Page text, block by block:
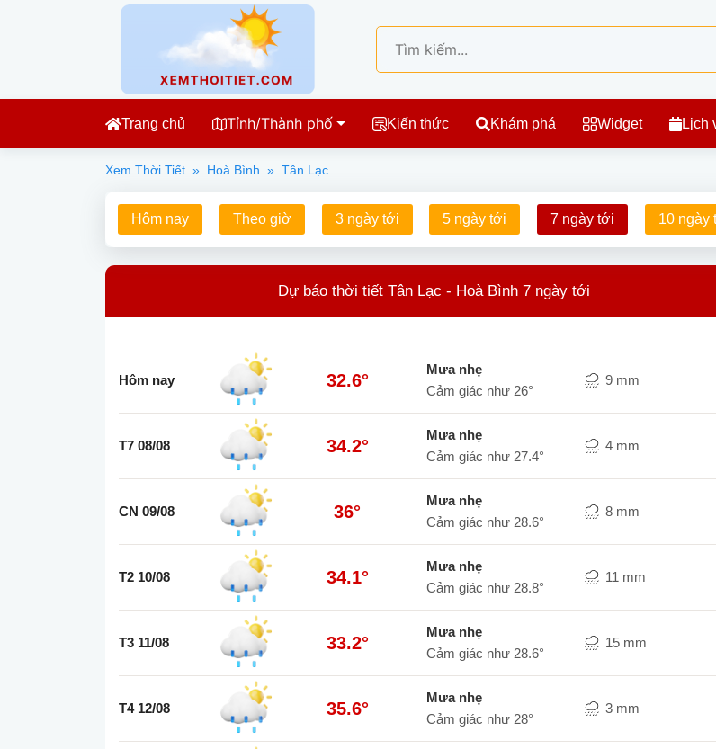
Trang chủ Tỉnh/Thành phố Kiến thức Khám phá Widget Lịch
Xem Thời Tiết » Hoà Bình » Tân Lạc
Hôm nay Theo giờ 3 ngày tới 5 ngày tới 7 ngày tới 10 ngày
Dự báo thời tiết Tân Lạc - Hoà Bình 7 ngày tới
Hôm nay 32.6°
mưa nhẹ
Cảm giác như 26°
9 mm
T7 08/08 34.2°
mưa nhẹ
Cảm giác như 27.4°
4 mm
CN 09/08 36°
mưa nhẹ
Cảm giác như 28.6°
8 mm
T2 10/08 34.1°
mưa nhẹ
Cảm giác như 28.8°
11 mm
T3 11/08 33.2°
mưa nhẹ
Cảm giác như 28.6°
15 mm
T4 12/08 35.6°
mưa nhẹ
Cảm giác như 28°
3 mm